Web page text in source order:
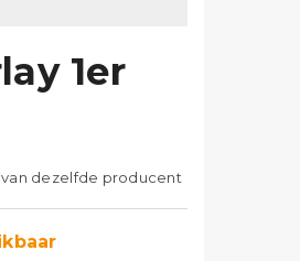
1er
dezelfde producent